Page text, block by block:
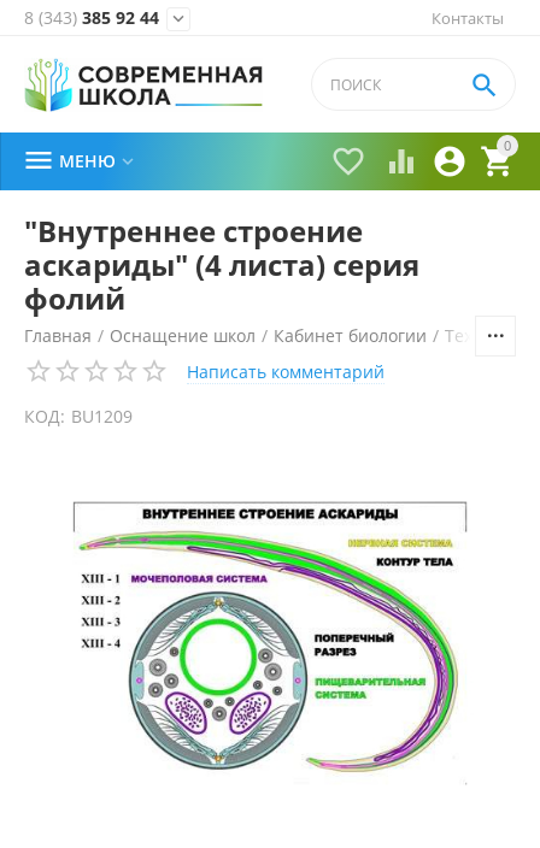
Контакты
8 (343) 385 92 44 
0


 

 МЕНЮ 
"Внутреннее строение
аскариды" (4 листа) серия
фолий
Главная / Оснащение школ / Кабинет биологии /
Написать комментарий
КОД: BU1209